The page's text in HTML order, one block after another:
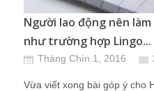
Người lao động nên
như trường hợp Lingo...
Tháng Chín 1, 2016
Vừa viết xong bài góp ý cho